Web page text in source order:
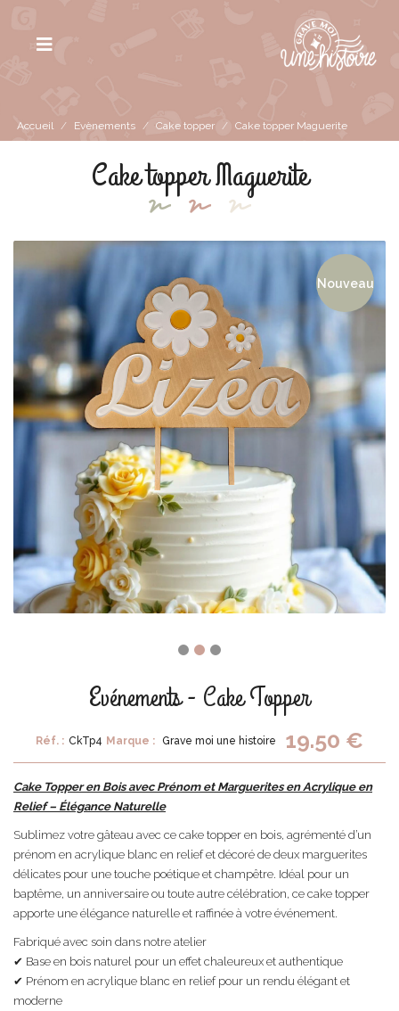
Accueil / Evènements / Cake topper / Cake topper Maguerite
Cake topper Maguerite
Nouveau
Evénements - Cake Topper
Réf. : CkTp4 Marque : Grave moi une histoire 19.50 €
Cake Topper en Bois avec Prénom et Marguerites en Acrylique en
Relief – Élégance Naturelle
Sublimez votre gâteau avec ce cake topper en bois, agrémenté d’un
prénom en acrylique blanc en relief et décoré de deux marguerites
délicates pour une touche poétique et champêtre. Idéal pour un
baptême, un anniversaire ou toute autre célébration, ce cake topper
apporte une élégance naturelle et raffinée à votre événement.
Fabriqué avec soin dans notre atelier
✔ Base en bois naturel pour un effet chaleureux et authentique
✔ Prénom en acrylique blanc en relief pour un rendu élégant et
moderne